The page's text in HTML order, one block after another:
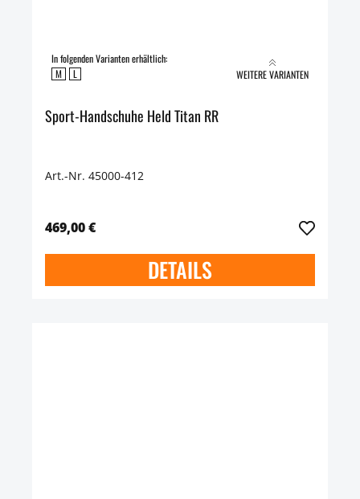
In folgenden Varianten erhältlich:
M
L WEITERE VARIANTEN
Sport-Handschuhe Held Titan RR
Art.-Nr. 45000-412
469,00 €
DETAILS